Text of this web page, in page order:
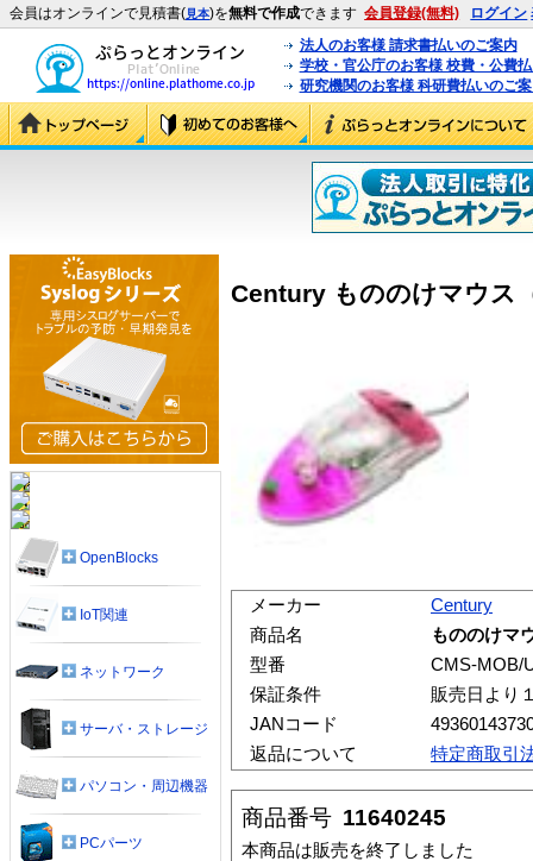
会員はオンラインで見積書(見本)を無料で作成できます 会員登録(無料) ログイン
法人のお客様 請求書払いのご案内
学校・官公庁のお客様 校費・公費
研究機関のお客様 科研費払いのご
Century もののけマウス
メーカー
Century
商品名
もののけマ
型番
CMS-MOB/
保証条件
販売日より
JANコード
返品について
特定商取引
商品番号 11640245
本商品は販売を終了しました
OpenBlocks
IoT関連
ネットワーク
サーバ・ストレージ
パソコン・周辺機器
PCパーツ